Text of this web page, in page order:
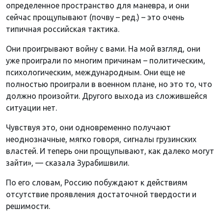
определенное пространство для маневра, и они
сейчас прощупывают (почву – ред.) – это очень
типичная российская тактика.
Они проигрывают войну с вами. На мой взгляд, они
уже проиграли по многим причинам – политическим,
психологическим, международным. Они еще не
полностью проиграли в военном плане, но это то, что
должно произойти. Другого выхода из сложившейся
ситуации нет.
Чувствуя это, они одновременно получают
неоднозначные, мягко говоря, сигналы грузинских
властей. И теперь они прощупывают, как далеко могут
зайти», — сказала Зурабишвили.
По его словам, Россию побуждают к действиям
отсутствие проявления достаточной твердости и
решимости.